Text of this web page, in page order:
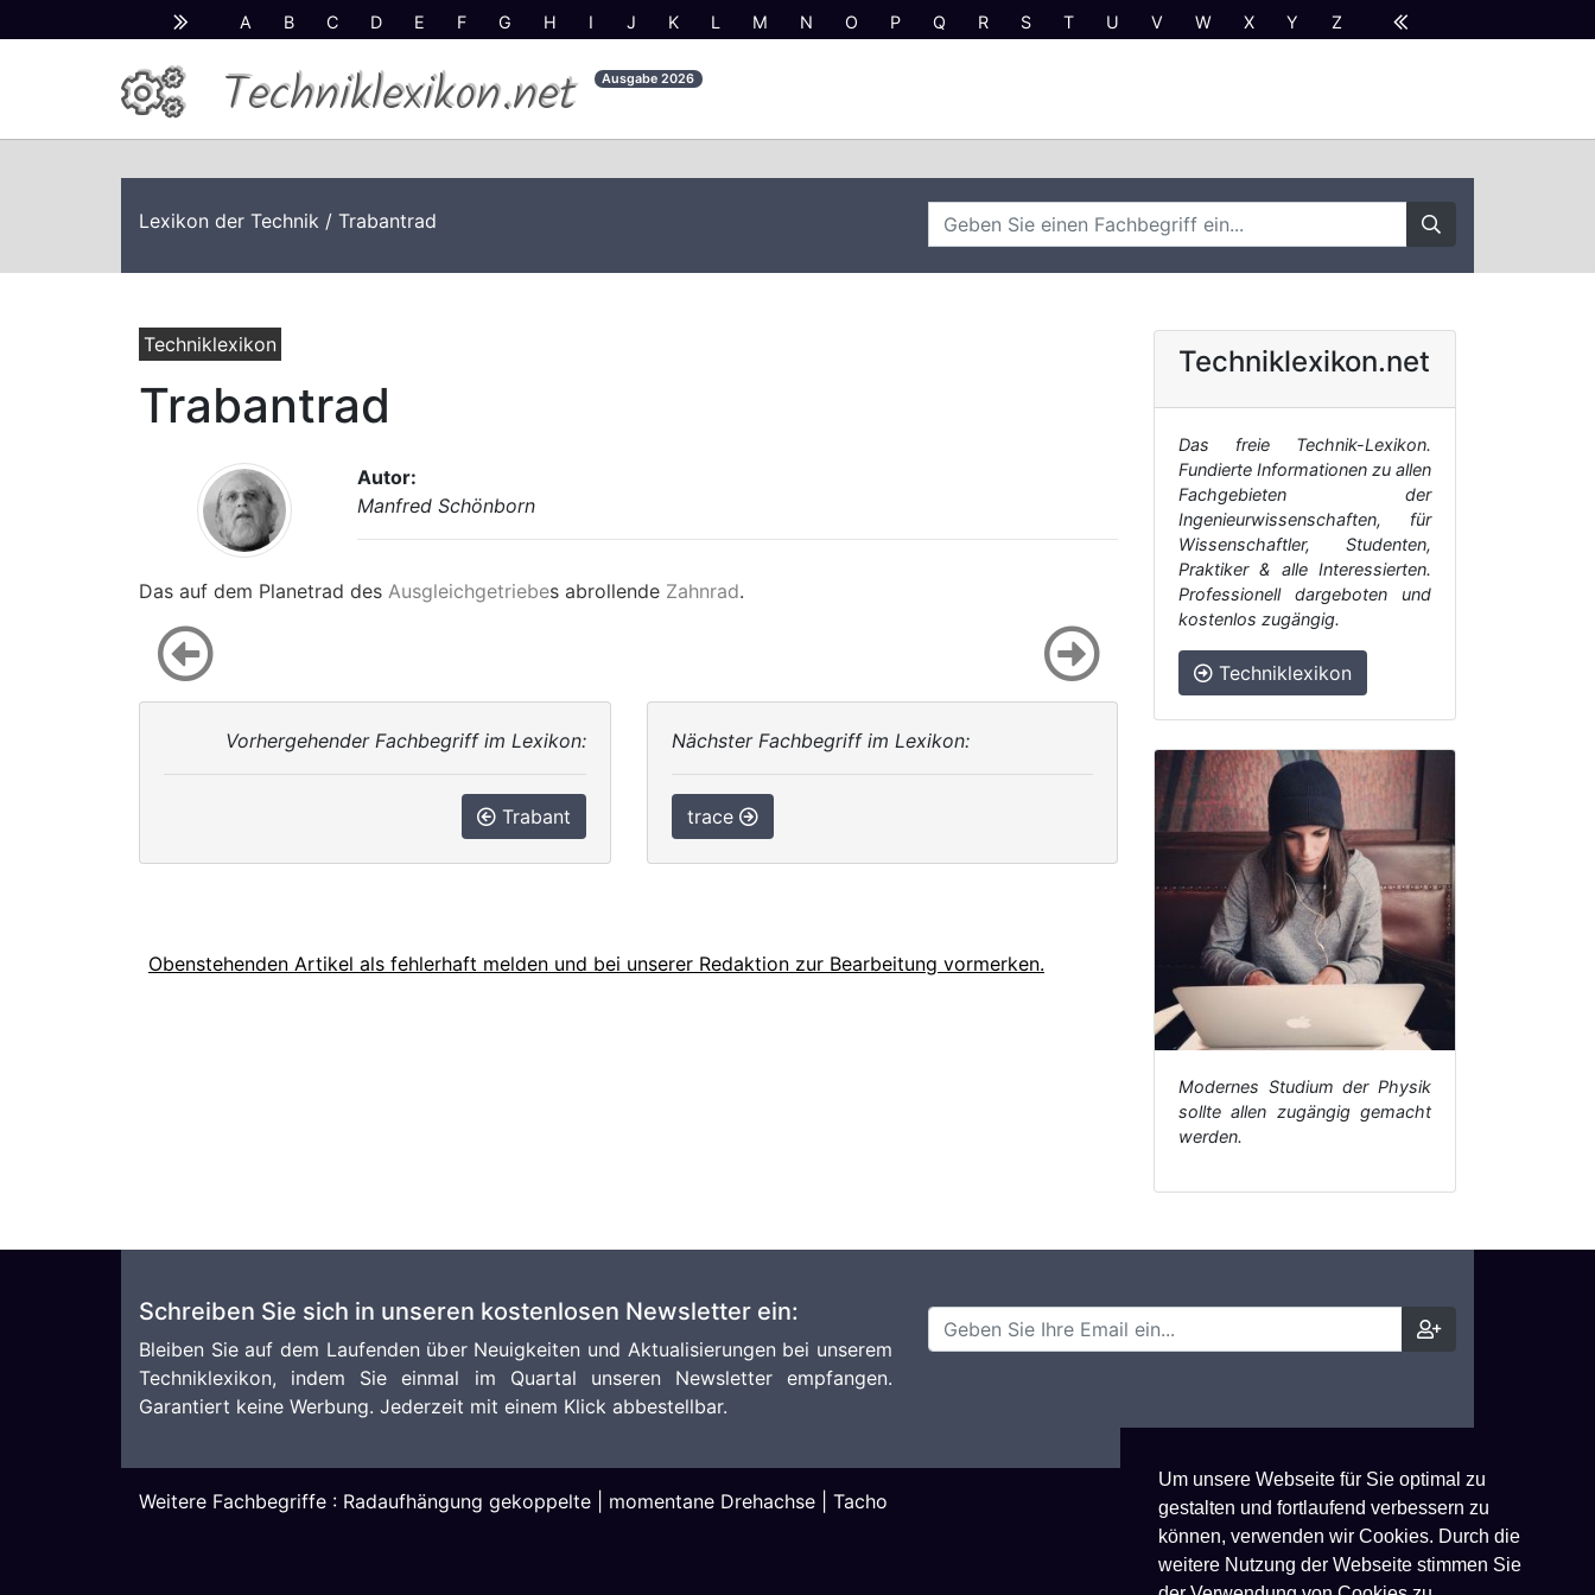
Um unsere Webseite für Sie optimal zu
gestalten und fortlaufend verbessern zu
können, verwenden wir Cookies. Durch die
weitere Nutzung der Webseite stimmen Sie
A B C D E F G H I J K L M N O P Q R S T U V W X Y Z
Techniklexikon.net Ausgabe2026
Lexikon der Technik / Trabantrad
Techniklexikon
Trabantrad
Autor:
Manfred Schönborn
Das auf dem Planetrad des Ausgleichgetriebes abrollende Zahnrad.
Vorhergehender Fachbegriff im Lexikon:
Trabant
Nächster Fachbegriff im Lexikon:
trace
Obenstehenden Artikel als fehlerhaft melden und bei unserer Redaktion zur Bearbeitung vormerken.
Techniklexikon.net
Das freie Technik-Lexikon.
Fundierte Informationen zu allen
Fachgebieten der
Ingenieurwissenschaften, für
Wissenschaftler, Studenten,
Praktiker & alle Interessierten.
Professionell dargeboten und
kostenlos zugängig.
Techniklexikon
Modernes Studium der Physik
sollte allen zugängig gemacht
werden.
Schreiben Sie sich in unseren kostenlosen Newsletter ein:
Bleiben Sie auf dem Laufenden über Neuigkeiten und Aktualisierungen bei unserem
Techniklexikon, indem Sie einmal im Quartal unseren Newsletter empfangen.
Garantiert keine Werbung. Jederzeit mit einem Klick abbestellbar.
Weitere Fachbegriffe : Radaufhängung gekoppelte momentane Drehachse Tacho